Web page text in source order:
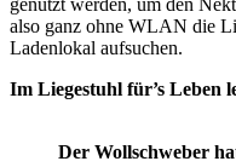
also ganz ohne WLAN die
Ladenlokal aufsuchen.
Im Liegestuhl für’s Leben
Der Wollschweber